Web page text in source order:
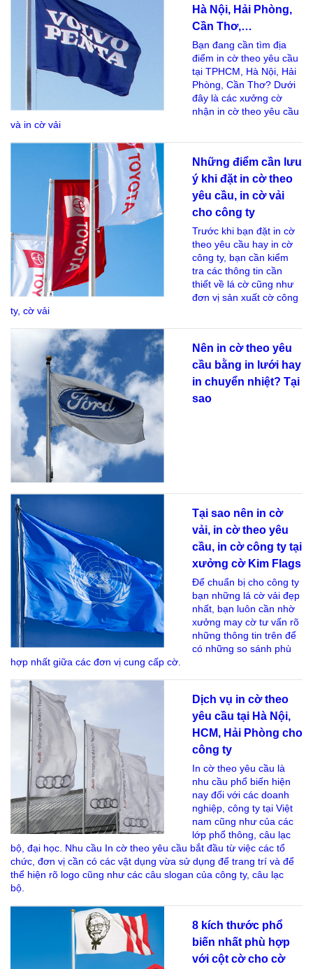
Hà Nội, Hải Phòng,
Cần Thơ,…
Bạn đang cần tìm địa
điểm in cờ theo yêu cầu
tại TPHCM, Hà Nội, Hải
Phòng, Cần Thơ? Dưới
đây là các xưởng cờ
nhận in cờ theo yêu cầu
và in cờ vải
Những điểm cần lưu
ý khi đặt in cờ theo
yêu cầu, in cờ vải
cho công ty
Trước khi bạn đặt in cờ
theo yêu cầu hay in cờ
công ty, bạn cần kiểm
tra các thông tin cần
thiết về lá cờ cũng như
đơn vị sản xuất cờ công
ty, cờ vải
Nên in cờ theo yêu
cầu bằng in lưới hay
in chuyển nhiệt? Tại
sao
Tại sao nên in cờ
vải, in cờ theo yêu
cầu, in cờ công ty tại
xưởng cờ Kim Flags
Để chuẩn bị cho công ty
bạn những lá cờ vải đẹp
nhất, bạn luôn cần nhờ
xưởng may cờ tư vấn rõ
những thông tin trên để
có những so sánh phù
hợp nhất giữa các đơn vị cung cấp cờ.
Dịch vụ in cờ theo
yêu cầu tại Hà Nội,
HCM, Hải Phòng cho
công ty
In cờ theo yêu cầu là
nhu cầu phổ biến hiện
nay đối với các doanh
nghiệp, công ty tại Việt
nam cũng như của các
lớp phổ thông, câu lạc
bộ, đại học. Nhu cầu In cờ theo yêu cầu bắt đầu từ việc các tổ
chức, đơn vị cần có các vật dụng vừa sử dụng để trang trí và để
thể hiện rõ logo cũng như các câu slogan của công ty, câu lạc
bộ.
8 kích thước phổ
biến nhất phù hợp
với cột cờ cho cờ